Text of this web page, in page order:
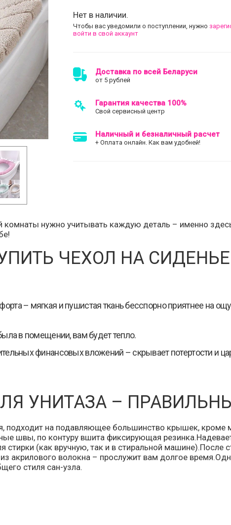
Нет в наличии.
Чтобы вас уведомили о поступлении, нужно
войти в свой аккаунт
Доставка по всей Беларуси
от 5 рублей
Гарантия качества 100%
Свой сервисный центр
Наличный и безналичный расчет
+ Оплата онлайн. Как вам удобней!
комнаты нужно учитывать каждую деталь – именно
ЧЕХОЛ НА
– мягкая и пушистая ткань бесспорно приятнее на
в помещении, вам будет тепло.
финансовых вложений – скрывает потертости и
УНИТАЗА –
подходит на подавляющее большинство крышек, кроме
швы, по контуру вшита фиксирующая
(как вручную, так и в стиральной машине).После
акрилового волокна – прослужит вам долгое время.
стиля сан-узла.